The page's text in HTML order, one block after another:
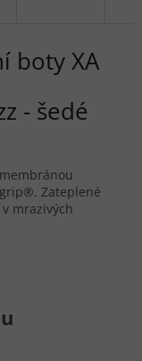
boty XA
- šedé
Zateplené
mrazivých